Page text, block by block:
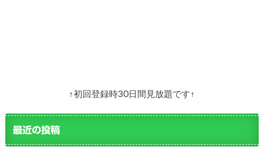
↑初回登録時30日間見放題です↑
最近の投稿